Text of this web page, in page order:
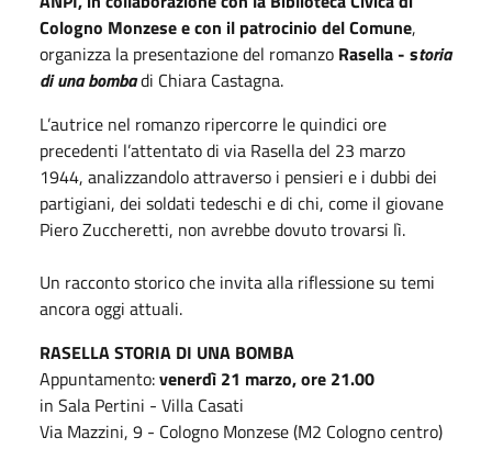
Cologno Monzese e con il patrocinio del Comune,
organizza la presentazione del romanzo Rasella - storia
di una bombadi Chiara Castagna.
L’autrice nel romanzo ripercorre le quindici ore
precedenti l’attentato di via Rasella del 23 marzo
1944, analizzandolo attraverso i pensieri e i dubbi dei
partigiani, dei soldati tedeschi e di chi, come il giovane
Piero Zuccheretti, non avrebbe dovuto trovarsi lì.
Un racconto storico che invita alla riflessione su temi
ancora oggi attuali.
RASELLA STORIA DI UNA BOMBA
Appuntamento:venerdì 21 marzo, ore 21.00
in Sala Pertini - Villa Casati
Via Mazzini, 9 - Cologno Monzese (M2 Cologno centro)